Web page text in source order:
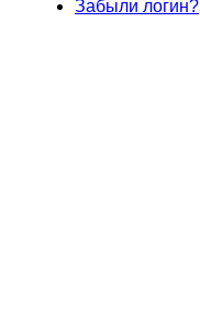
Забыли логин?